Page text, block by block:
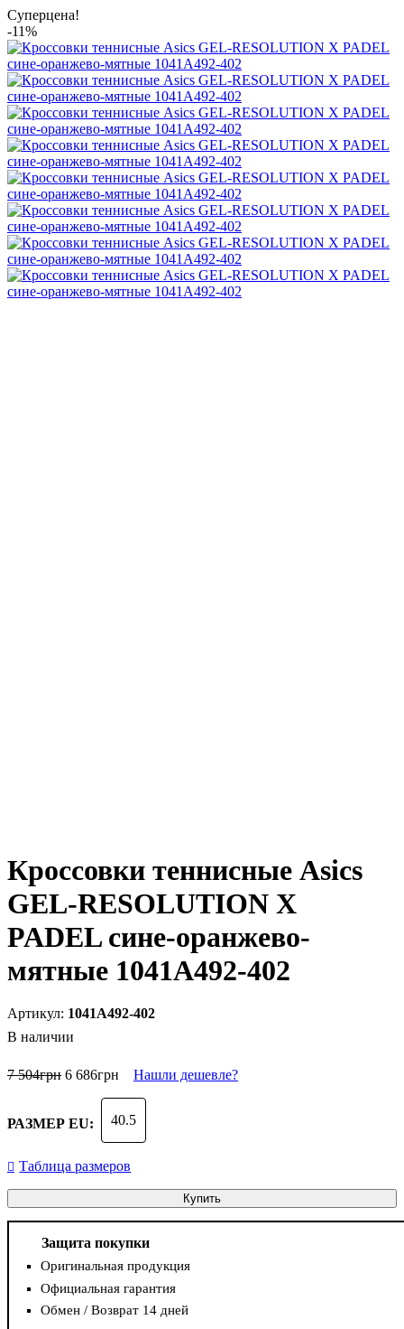
Суперцена!
-11%
Кроссовки теннисные Asics
GEL-RESOLUTION X
PADEL сине-оранжево-
мятные 1041A492-402
1041A492-402
В наличии
7 504грн 6 686грн Нашли дешевле?
РАЗМЕР EU: 40.5
Таблица размеров
Купить
Защита покупки
Оригинальная продукция
Официальная гарантия
Обмен / Возврат 14 дней